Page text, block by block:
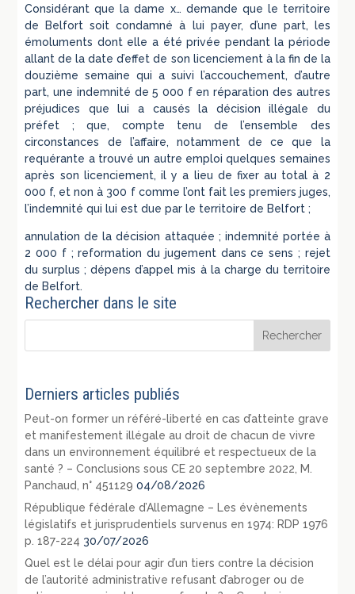
Considérant que la dame x… demande que le territoire
de Belfort soit condamné à lui payer, d’une part, les
émoluments dont elle a été privée pendant la période
allant de la date d’effet de son licenciement à la fin de la
douzième semaine qui a suivi l’accouchement, d’autre
part, une indemnité de 5 000 f en réparation des autres
préjudices que lui a causés la décision illégale du
préfet ; que, compte tenu de l’ensemble des
circonstances de l’affaire, notamment de ce que la
requérante a trouvé un autre emploi quelques semaines
après son licenciement, il y a lieu de fixer au total à 2
000 f, et non à 300 f comme l’ont fait les premiers juges,
l’indemnité qui lui est due par le territoire de Belfort ;
annulation de la décision attaquée ; indemnité portée à
2 000 f ; reformation du jugement dans ce sens ; rejet
du surplus ; dépens d’appel mis à la charge du territoire
de Belfort.
Rechercher dans le site
Derniers articles publiés
Peut-on former un référé-liberté en cas d’atteinte grave
et manifestement illégale au droit de chacun de vivre
dans un environnement équilibré et respectueux de la
santé ? – Conclusions sous CE 20 septembre 2022, M.
Panchaud, n° 451129 04/08/2026
République fédérale d’Allemagne – Les évènements
législatifs et jurisprudentiels survenus en 1974: RDP 1976
p. 187-224 30/07/2026
Quel est le délai pour agir d’un tiers contre la décision
de l’autorité administrative refusant d’abroger ou de